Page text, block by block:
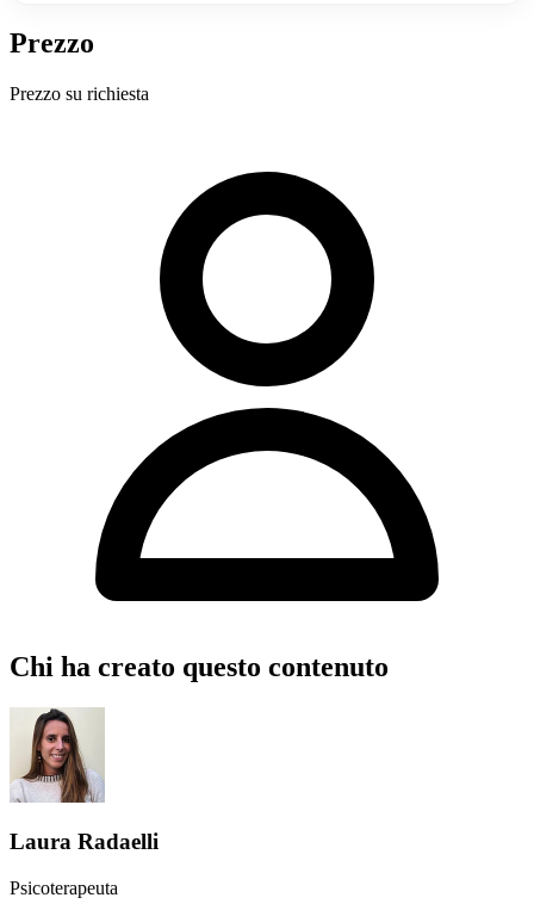
Prezzo
Prezzo su richiesta
Chi ha creato questo contenuto
Laura Radaelli
Psicoterapeuta